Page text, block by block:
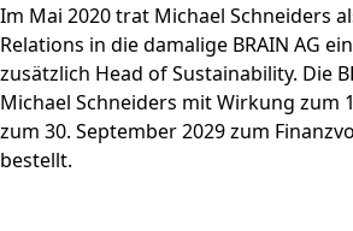
Im Mai 2020 trat Michael Schneiders
Relations in die damalige BRAIN AG
zusätzlich Head of Sustainability. Die
Michael Schneiders mit Wirkung zum
zum 30. September 2029 zum
bestellt.